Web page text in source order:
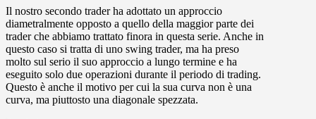
Il nostro secondo trader ha adottato un approccio
diametralmente opposto a quello della maggior parte dei
trader che abbiamo trattato finora in questa serie. Anche in
questo caso si tratta di uno swing trader, ma ha preso
molto sul serio il suo approccio a lungo termine e ha
eseguito solo due operazioni durante il periodo di trading.
Questo è anche il motivo per cui la sua curva non è una
curva, ma piuttosto una diagonale spezzata.